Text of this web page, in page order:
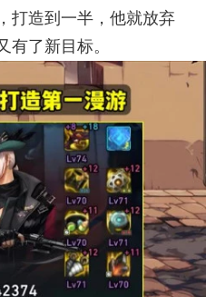
打造到一半，他就放弃
有了新目标。